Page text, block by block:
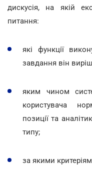
дискусія, на якій
питання:
які функції
завдання він
яким чином
користувача
позиції та
типу;
за якими